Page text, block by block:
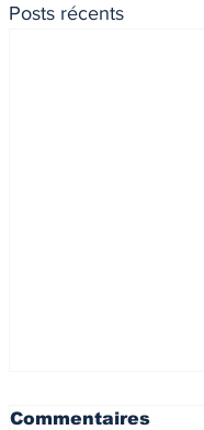
Posts récents
Commentaires